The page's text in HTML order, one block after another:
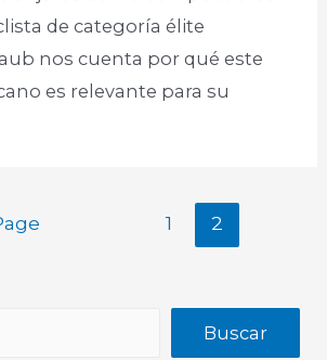
de categoría élite
nos cuenta por qué este
es relevante para su
1 2
Buscar